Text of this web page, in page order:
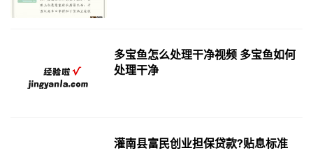
多宝鱼怎么处理干净视频 多宝鱼如何
处理干净
灌南县富民创业担保贷款?贴息标准